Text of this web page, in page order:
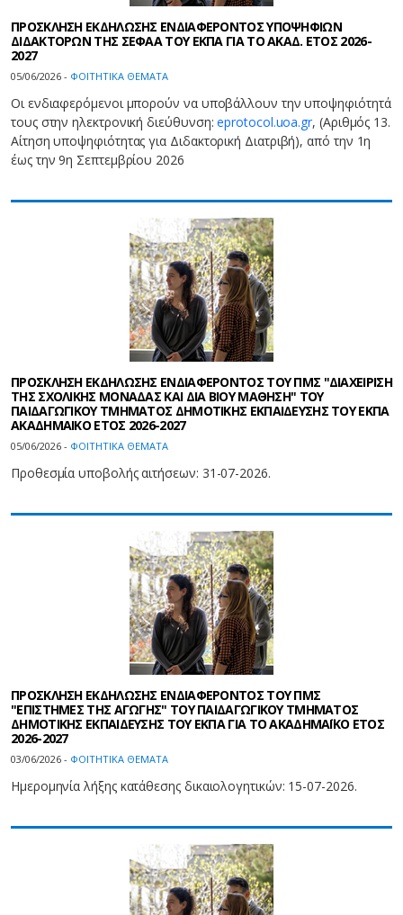
ΠΡΟΣΚΛΗΣΗ ΕΚΔΗΛΩΣΗΣ ΕΝΔΙΑΦΕΡΟΝΤΟΣ ΥΠΟΨΗΦΙΩΝ
ΔΙΔΑΚΤΟΡΩΝ ΤΗΣ ΣΕΦΑΑ ΤΟΥ ΕΚΠΑ ΓΙΑ ΤΟ ΑΚΑΔ. ΕΤΟΣ 2026-
2027
05/06/2026 - ΦΟΙΤΗΤΙΚΑ ΘΕΜΑΤΑ
Οι ενδιαφερόμενοι μπορούν να υποβάλλουν την υποψηφιότητά
τους στην ηλεκτρονική διεύθυνση:eprotocol.uoa.gr, (Αριθμός 13.
Αίτηση υποψηφιότητας για Διδακτορική Διατριβή), από την 1η
έως την 9η Σεπτεμβρίου 2026
ΠΡΟΣΚΛΗΣΗ ΕΚΔΗΛΩΣΗΣ ΕΝΔΙΑΦΕΡΟΝΤΟΣ ΤΟΥ ΠΜΣ "ΔΙΑΧΕΙΡΙΣΗ
ΤΗΣ ΣΧΟΛΙΚΗΣ ΜΟΝΑΔΑΣ ΚΑΙ ΔΙΑ ΒΙΟΥ ΜΑΘΗΣΗ" ΤΟΥ
ΠΑΙΔΑΓΩΓΙΚΟΥ ΤΜΗΜΑΤΟΣ ΔΗΜΟΤΙΚΗΣ ΕΚΠΑΙΔΕΥΣΗΣ ΤΟΥ ΕΚΠΑ
ΑΚΑΔΗΜΑΙΚΟ ΕΤΟΣ 2026-2027
05/06/2026 - ΦΟΙΤΗΤΙΚΑ ΘΕΜΑΤΑ
Προθεσμία υποβολής αιτήσεων: 31-07-2026.
ΠΡΟΣΚΛΗΣΗ ΕΚΔΗΛΩΣΗΣ ΕΝΔΙΑΦΕΡΟΝΤΟΣ ΤΟΥ ΠΜΣ
"ΕΠΙΣΤΗΜΕΣ ΤΗΣ ΑΓΩΓΗΣ" ΤΟΥ ΠΑΙΔΑΓΩΓΙΚΟΥ ΤΜΗΜΑΤΟΣ
ΔΗΜΟΤΙΚΗΣ ΕΚΠΑΙΔΕΥΣΗΣ ΤΟΥ ΕΚΠΑ ΓΙΑ ΤΟ ΑΚΑΔΗΜΑΪΚΟ ΕΤΟΣ
2026-2027
03/06/2026 - ΦΟΙΤΗΤΙΚΑ ΘΕΜΑΤΑ
Hμερομηνία λήξης κατάθεσης δικαιολογητικών: 15-07-2026.